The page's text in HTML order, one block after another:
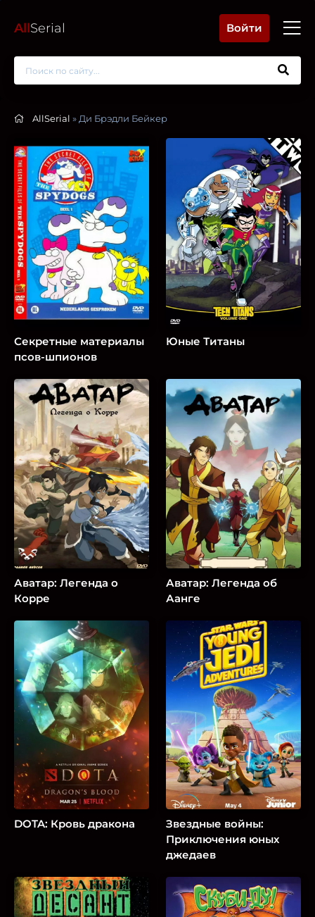
AllSerial Войти
AllSerial » Ди Брэдли Бейкер
Секретные материалы
псов-шпионов
Юные Титаны
Аватар: Легенда о
Корре
Аватар: Легенда об
Аанге
DOTA: Кровь дракона
Звездные войны:
Приключения юных
джедаев